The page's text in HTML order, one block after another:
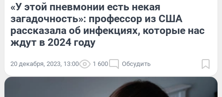
«У этой пневмонии есть некая
загадочность»: профессор из США
рассказала об инфекциях, которые нас
ждут в 2024 году
20 декабря, 2023, 13:00 1 600 Обсудить